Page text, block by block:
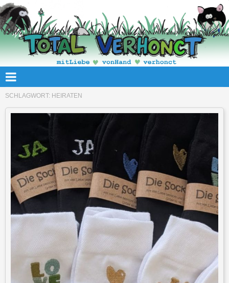
SCHLAGWORT: HEIRATEN